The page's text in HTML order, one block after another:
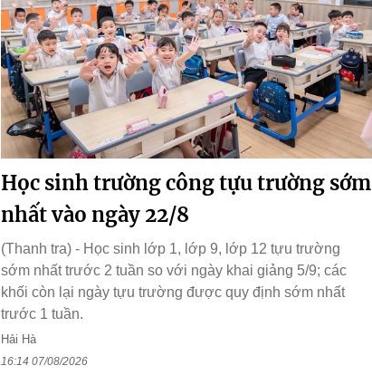
Học sinh trường công tựu trường sớm
nhất vào ngày 22/8
(Thanh tra) - Học sinh lớp 1, lớp 9, lớp 12 tựu trường
sớm nhất trước 2 tuần so với ngày khai giảng 5/9; các
khối còn lại ngày tựu trường được quy định sớm nhất
trước 1 tuần.
Hải Hà
16:14 07/08/2026